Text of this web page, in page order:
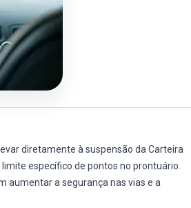
diretamente à suspensão da Carteira
específico de pontos no prontuário.
aumentar a segurança nas vias e a